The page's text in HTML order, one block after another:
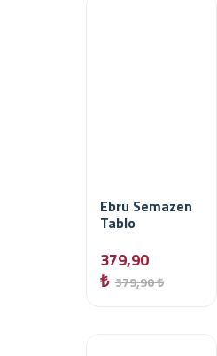
Ebru Semazen
Tablo
379,90
₺ 379,90 ₺